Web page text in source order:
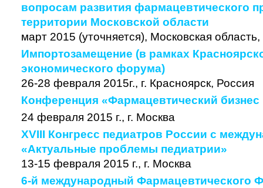
вопросам развития фармацевтического
территории Московской области
март 2015 (уточняется), Московская
Импортозамещение (в рамках
экономического форума)
26-28 февраля 2015г., г. Красноярск, Россия
Конференция «Фармацевтический
24 февраля 2015 г., г. Москва
XVIII Конгресс педиатров России с
«Актуальные проблемы педиатрии»
13-15 февраля 2015 г., г. Москва
6-й международный Фармацевтического